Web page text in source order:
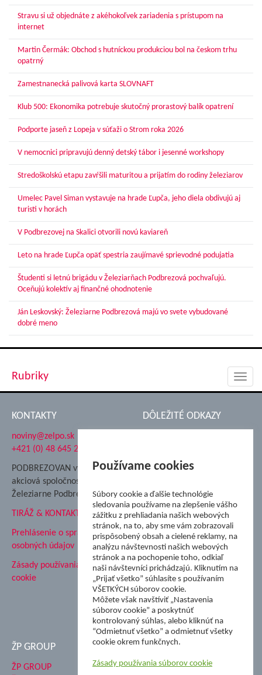
Stravu si už objednáte z akéhokoľvek zariadenia s prístupom na
internet
Martin Čermák: Obchod s hutníckou produkciou bol na českom trhu
opatrný
Zamestnanecká palivová karta SLOVNAFT
Klub 500: Ekonomika potrebuje skutočný prorastový balík opatrení
Podporte jaseň z Lopeja v súťaži o Strom roka 2026
V nemocnici pripravujú denný detský tábor i jesenné workshopy
Stredoškolskú etapu zavŕšili maturitou a prijatím do rodiny železiarov
Umelec Pavel Siman vystavuje na hrade Ľupča, jeho diela obdivujú aj
turisti v horách
V Podbrezovej na Skalici otvorili novú kaviareň
Leto na hrade Ľupča opäť spestria zaujímavé sprievodné podujatia
Študenti si letnú brigádu v Železiarňach Podbrezová pochvaľujú.
Oceňujú kolektív aj finančné ohodnotenie
Ján Leskovský: Železiarne Podbrezová majú vo svete vybudované
dobré meno
Rubriky
KONTAKTY
noviny@zelpo.sk
+421 (0) 48 645 2711
PODBREZOVAN vydáva
akciová spoločnosť
Železiarne Podbrezová
TIRÁŽ & KONTAKT
Prehlásenie o spracovaní
osobných údajov
Zásady používania súborov
cookie
DÔLEŽITÉ ODKAZY
Nadácia Železiarne
ŽP Informatika s.r.o.
ŠK Železiarne Podbrezová
Tále a.s.
ŽP GROUP
ŽP GROUP
Používame cookies
Súbory cookie a ďalšie technológie
sledovania používame na zlepšenie vášho
zážitku z prehliadania našich webových
stránok, na to, aby sme vám zobrazovali
prispôsobený obsah a cielené reklamy, na
analýzu návštevnosti našich webových
stránok a na pochopenie toho, odkiaľ
naši návštevníci prichádzajú. Kliknutím na
„Prijať všetko” súhlasíte s používaním
VŠETKÝCH súborov cookie.
Môžete však navštíviť „Nastavenia
súborov cookie” a poskytnúť
kontrolovaný súhlas, alebo kliknúť na
“Odmietnuť všetko” a odmietnuť všetky
cookie okrem funkčnych.
Zásady používania súborov cookie